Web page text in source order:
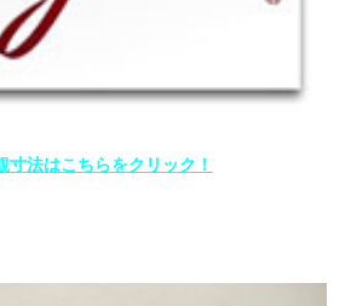
法はこちらをクリック！